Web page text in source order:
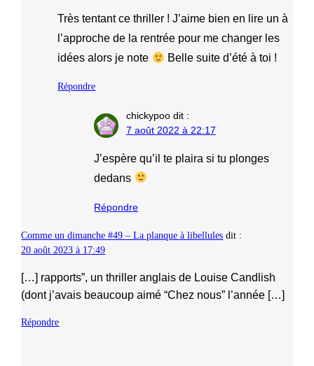
Très tentant ce thriller ! J’aime bien en lire un à
l’approche de la rentrée pour me changer les
idées alors je note
Belle suite d’été à toi !
Répondre
chickypoo dit :
7 août 2022 à 22:17
J’espère qu’il te plaira si tu plonges
dedans
Répondre
Comme un dimanche #49 – La planque à libellules dit :
20 août 2023 à 17:49
[…] rapports”, un thriller anglais de Louise Candlish
(dont j’avais beaucoup aimé “Chez nous” l’année […]
Répondre